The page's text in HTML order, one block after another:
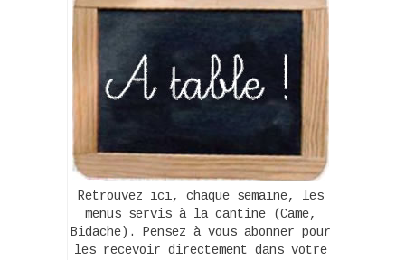
Retrouvez ici, chaque semaine, les
menus servis à la cantine (Came,
Bidache). Pensez à vous abonner pour
les recevoir directement dans votre